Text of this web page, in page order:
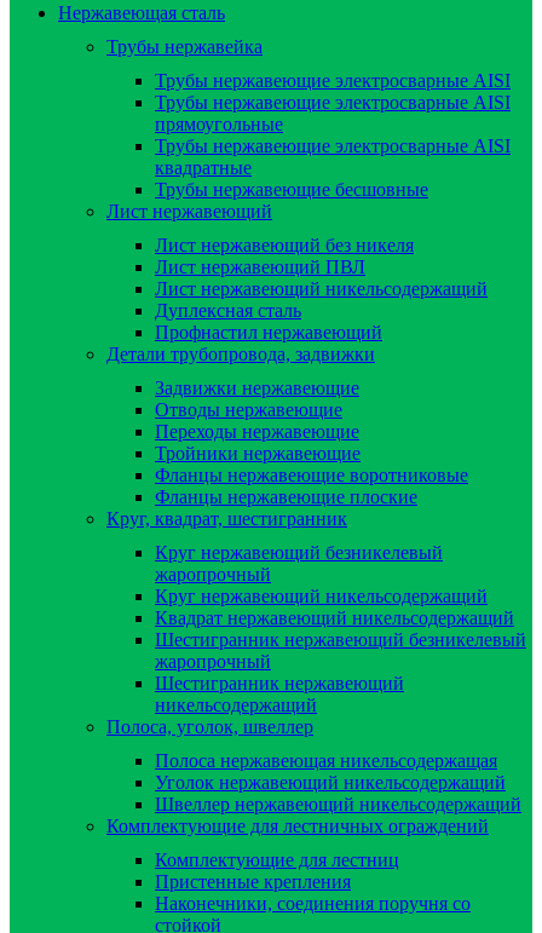
Нержавеющая сталь
Трубы нержавейка
Трубы нержавеющие электросварные AISI
Трубы нержавеющие электросварные AISI
прямоугольные
Трубы нержавеющие электросварные AISI
квадратные
Трубы нержавеющие бесшовные
Лист нержавеющий
Лист нержавеющий без никеля
Лист нержавеющий ПВЛ
Лист нержавеющий никельсодержащий
Дуплексная сталь
Профнастил нержавеющий
Детали трубопровода, задвижки
Задвижки нержавеющие
Отводы нержавеющие
Переходы нержавеющие
Тройники нержавеющие
Фланцы нержавеющие воротниковые
Фланцы нержавеющие плоские
Круг, квадрат, шестигранник
Круг нержавеющий безникелевый
жаропрочный
Круг нержавеющий никельсодержащий
Квадрат нержавеющий никельсодержащий
Шестигранник нержавеющий безникелевый
жаропрочный
Шестигранник нержавеющий
никельсодержащий
Полоса, уголок, швеллер
Полоса нержавеющая никельсодержащая
Уголок нержавеющий никельсодержащий
Швеллер нержавеющий никельсодержащий
Комплектующие для лестничных ограждений
Комплектующие для лестниц
Пристенные крепления
Наконечники, соединения поручня со
стойкой